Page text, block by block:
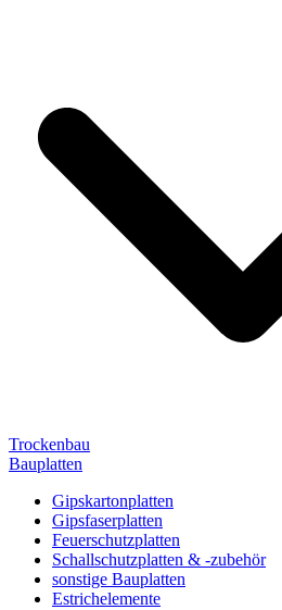
Trockenbau
Bauplatten
Gipskartonplatten
Gipsfaserplatten
Feuerschutzplatten
Schallschutzplatten & -zubehör
sonstige Bauplatten
Estrichelemente